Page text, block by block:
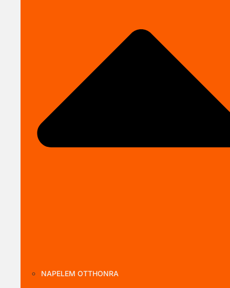
NAPELEM OTTHONRA